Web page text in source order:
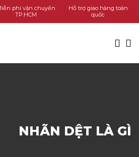
phí vận chuyển
TP.HCM
Hỗ trợ giao hàng toàn
quốc
NHÃN DỆT LÀ GÌ
GỌI HOTLINE